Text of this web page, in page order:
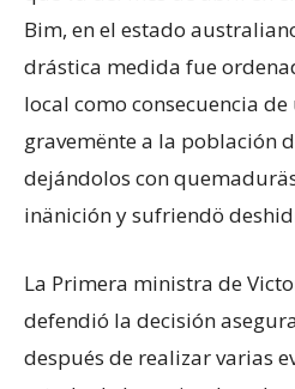
Bim, en el estado
drástica medida fue
local como consecuencia
gravemënte a la población
dejándolos con
inänición y sufriendö
La Primera ministra de
defendió la decisión
después de realizar varias